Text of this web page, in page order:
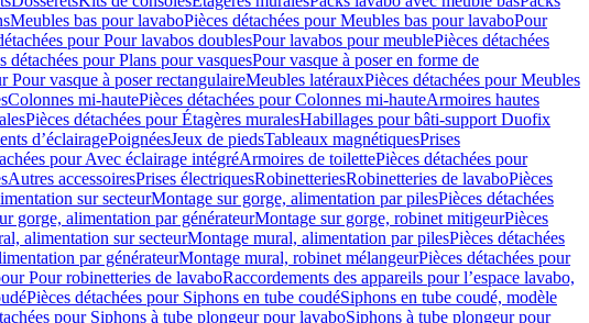
Meubles bas pour lavaboPièces détachées pour Meubles bas pour lavaboPour
pour Pour lavabos doublesPour lavabos pour meublePièces détachées
détachées pour Plans pour vasquesPour vasque à poser en forme de
Pour vasque à poser rectangulaireMeubles latérauxPièces détachées pour Meubles
Colonnes mi-hautePièces détachées pour Colonnes mi-hauteArmoires hautes
Pièces détachées pour Étagères muralesHabillages pour bâti-support Duofix
d’éclairagePoignéesJeux de piedsTableaux magnétiquesPrises
pour Avec éclairage intégréArmoires de toilettePièces détachées pour
Autres accessoiresPrises électriquesRobinetteriesRobinetteries de lavaboPièces
sur secteurMontage sur gorge, alimentation par pilesPièces détachées
gorge, alimentation par générateurMontage sur gorge, robinet mitigeurPièces
alimentation sur secteurMontage mural, alimentation par pilesPièces détachées
par générateurMontage mural, robinet mélangeurPièces détachées pour
Pour robinetteries de lavaboRaccordements des appareils pour l’espace lavabo,
Pièces détachées pour Siphons en tube coudéSiphons en tube coudé, modèle
pour Siphons à tube plongeur pour lavaboSiphons à tube plongeur pour